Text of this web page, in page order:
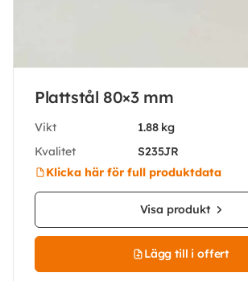
Plattstål 80×3 mm
Vikt
1.88 kg
Kvalitet
S235JR
Klicka här för full produktdata
Visa produkt
Lägg till i offert